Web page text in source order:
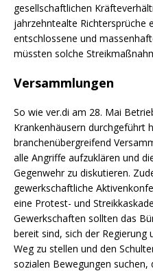
gesellschaftlichen
jahrzehntealte Richtersprüche
entschlossene und
müssten solche
Versammlungen
So wie ver.di am 28. Mai
Krankenhäusern durchgeführt
branchenübergreifend
alle Angriffe aufzuklären und
Gegenwehr zu diskutieren.
gewerkschaftliche
eine Protest- und
Gewerkschaften sollten das
bereit sind, sich der Regierung
Weg zu stellen und den
sozialen Bewegungen